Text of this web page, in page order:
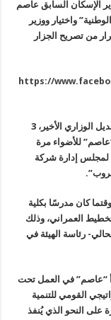
عاصم
واختيار ووزير
من تصريح الجزار
https://
ورغم خروج عاصم الجزار من وزارة الإسكان في التعديل الوزاري الأخير، 3
ساعة فقط، عاد “عاصم” للأضواء مرة
لمجلس إدارة شركة
كان مدرسًا بكلية
العمراني، وذلك
رئاسة الهيئة في
“عاصم” في العمل تحت
القومي للتنمية
القاهرة على النحو الذي يُنفذ